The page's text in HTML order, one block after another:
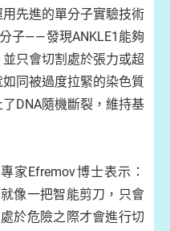
先進的單分子實驗技術
子——發現ANKLE1能夠
並只會切割處於張力或超
同被過度拉緊的染色質
DNA隨機斷裂，維持基
家Efremov博士表示：
就像一把智能剪刀，只會
於危險之際才會進行切